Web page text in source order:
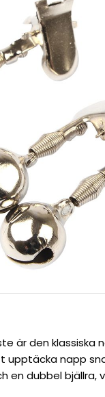
är den klassiska
upptäcka napp
en dubbel bjällra,